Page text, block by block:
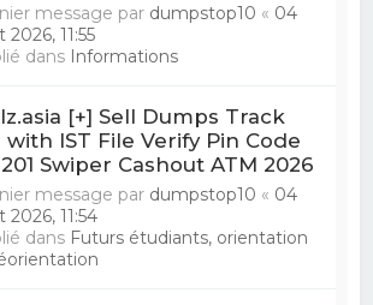
message par dumpstop10 « 04
2026, 11:55
dans Informations
[+] Sell Dumps Track
with IST File Verify Pin Code
201 Swiper Cashout ATM 2026
message par dumpstop10 « 04
2026, 11:54
dans Futurs étudiants, orientation